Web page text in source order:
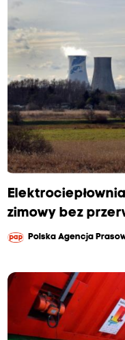
zimowy bez
Polska Agencja